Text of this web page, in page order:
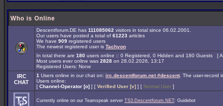
Who is Online
Descentforum.DE has 111085062 visitors in total since 06.02.2001.
Our users have posted a total of 61223 articles
We have 909 registered users
The newest registered user is Tachyon
In total there are 180 users online :: 0 Registered, 0 Hidden and 180 Guests [
Most users ever online was 2828 on 28.02.2026, 13:17
Registered Users: None
IRC
CHAT
1 Users online in our chat on: irc.descentforum.net #descent. The user-record
Users online:
[ Channel-Operator [o] ] [ Verified User [v] ] [ Normal User ]
Currently online on our Teamspeak server TS3.Descentforum.NET: Guidebot